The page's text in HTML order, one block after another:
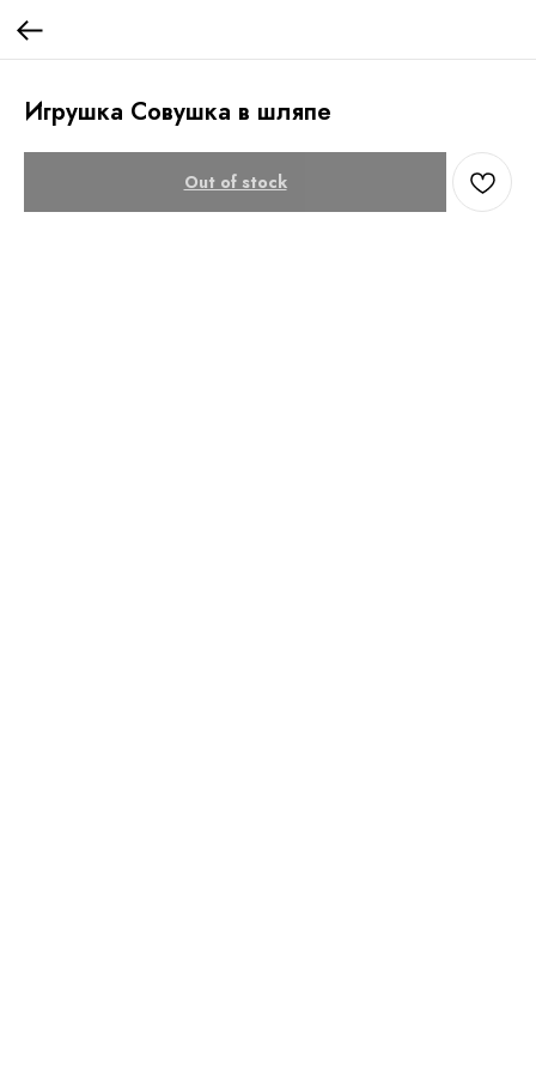
Игрушка Совушка в шляпе
Out of stock